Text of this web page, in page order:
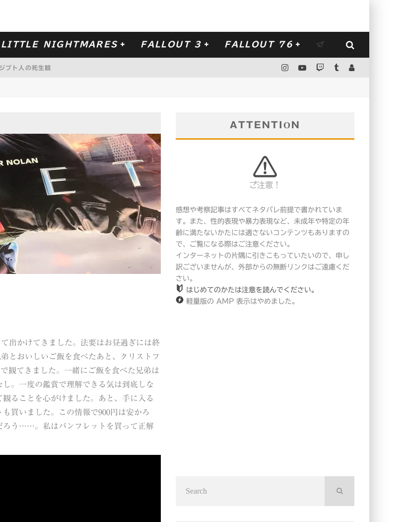
LITTLE NIGHTMARES FALLOUT 3 FALLOUT 76
プト人の死生観
出かけてきました。法要はお昼過ぎには終
とおいしいご飯を食べたあと、クリストフ
観てきました。一緒にご飯を食べた兄弟は
。一度の鑑賞で理解できる気は到底しな
ることを心がけました。あと、手に入る
買いました。この情報で900円は安かろ
ろう……。私はパンフレットを買って正解
ATTENTION
ご注意！
感想や考察記事はすべてネタバレ前提で書かれていま
す。また、性的表現や暴力表現など、未成年や特定の年
齢に満たないかたには適さないコンテンツもありますの
で、ご覧になる際はご注意ください。
インターネットの片隅に引きこもっていたいので、申し
訳ございませんが、外部からの無断リンクはご遠慮くだ
さい。
はじめてのかたは注意を読んでください。
軽量版の AMP 表示はやめました。